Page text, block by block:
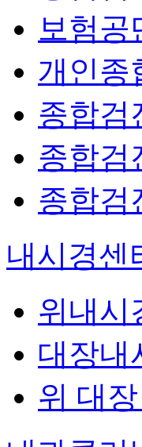
보험공
개인종
종합검
종합검
종합검
내시경센
위내시
대장내
위 대